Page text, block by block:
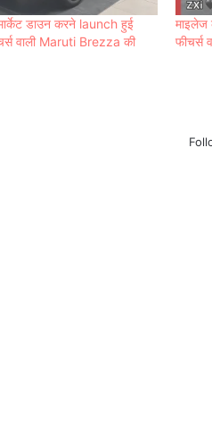
डाउन करने launch हुई
वाली Maruti Brezza की
माइलेज
फीचर्स